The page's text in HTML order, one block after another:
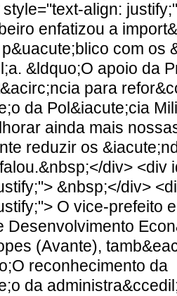
align:
enfatizou a
com os
&ldquo;O apoio da
para
da Pol&iacute;cia
ainda mais
reduzir os
div> <div
&nbsp;</div>
O vice-prefeito
Desenvolvimento
(Avante),
reconhecimento da
da